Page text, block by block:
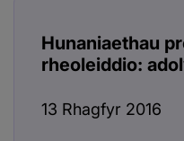
Hunaniaethau
rheoleiddio:
13 Rhagfyr 2016